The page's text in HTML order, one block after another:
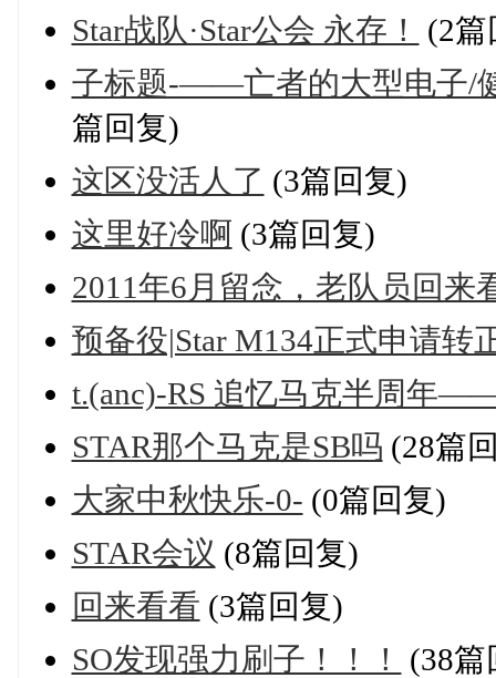
Star战队·Star公会 永存！
(2篇
子标题-——亡者的大型电子/
篇回复)
这区没活人了 (3篇回复)
这里好冷啊 (3篇回复)
2011年6月留念，老队员回来
预备役|Star M134正式申请转
t.(anc)-RS 追忆马克半周年
STAR那个马克是SB吗 (28篇
大家中秋快乐-0- (0篇回复)
STAR会议 (8篇回复)
回来看看 (3篇回复)
SO发现强力刷子！！！
(38篇